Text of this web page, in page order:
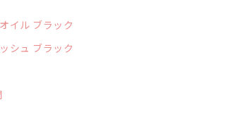
イル ブラック
シュ ブラック